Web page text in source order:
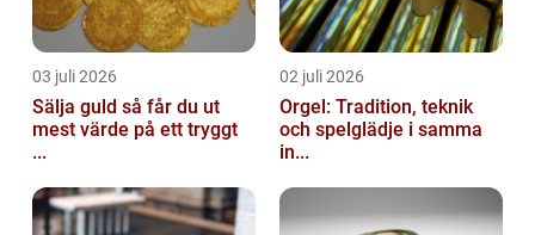
03 juli 2026
Sälja guld så får du ut
mest värde på ett tryggt
...
02 juli 2026
Orgel: Tradition, teknik
och spelglädje i samma
in...